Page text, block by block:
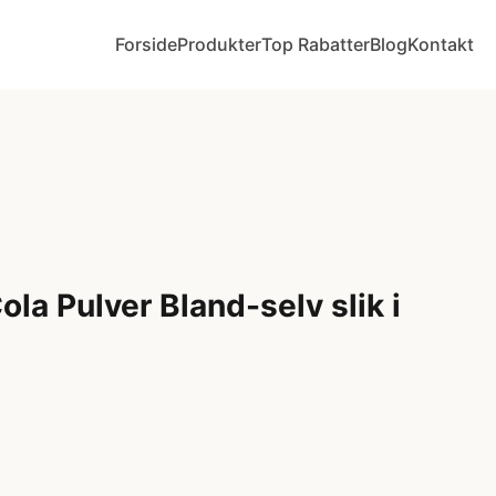
ForsideProdukterTop RabatterBlogKontakt
Pulver Bland-selv slik i